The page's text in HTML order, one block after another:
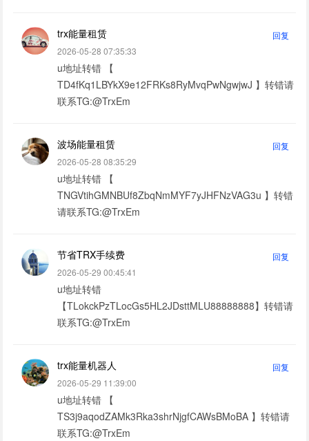
trx能量租赁
回复
2026-05-28 07:35:33
u地址转错 【
TD4fKq1LBYkX9e12FRKs8RyMvqPwNgwjwJ 】转错请
联系TG:@TrxEm
波场能量租赁
回复
2026-05-28 08:35:29
u地址转错 【
TNGVtihGMNBUf8ZbqNmMYF7yJHFNzVAG3u 】转错
请联系TG:@TrxEm
节省TRX手续费
回复
2026-05-29 00:45:41
u地址转错
【TLokckPzTLocGs5HL2JDsttMLU88888888】转错请
联系TG:@TrxEm
trx能量机器人
回复
2026-05-29 11:39:00
u地址转错 【
TS3j9aqodZAMk3Rka3shrNjgfCAWsBMoBA 】转错请
联系TG:@TrxEm